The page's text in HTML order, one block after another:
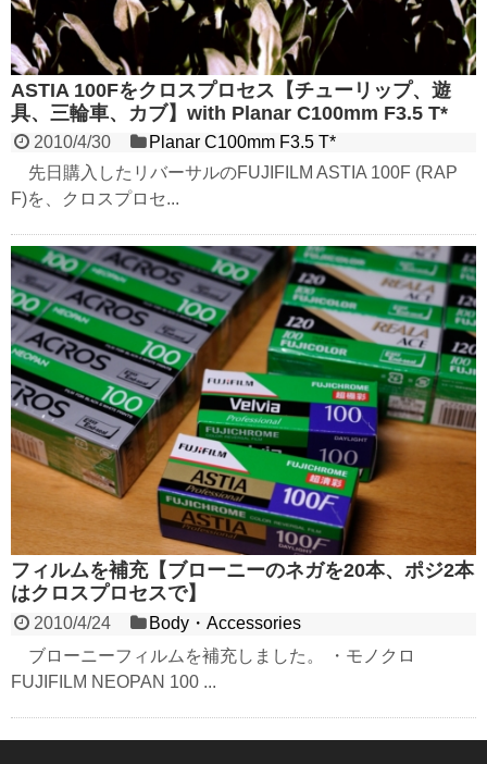
ASTIA 100Fをクロスプロセス【チューリップ、遊
具、三輪車、カブ】with Planar C100mm F3.5 T*
2010/4/30
Planar C100mm F3.5 T*
先日購入したリバーサルのFUJIFILM ASTIA 100F (RAP
F)を、クロスプロセ...
フィルムを補充【ブローニーのネガを20本、ポジ2本
はクロスプロセスで】
2010/4/24
Body・Accessories
ブローニーフィルムを補充しました。 ・モノクロ
FUJIFILM NEOPAN 100 ...